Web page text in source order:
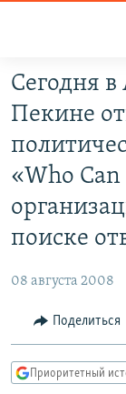
доступа
основному
содержанию
Вернутся
навигации
Вернутся
поиску
ПРОГРАММЫ
АВТОРСКИЕ
IDEL.РЕАЛИИ
СЕВЕР.РЕАЛИИ
Сегодня
Пекине
«Who Can
поиске
08 августа 2008
Поделиться
Приоритетный